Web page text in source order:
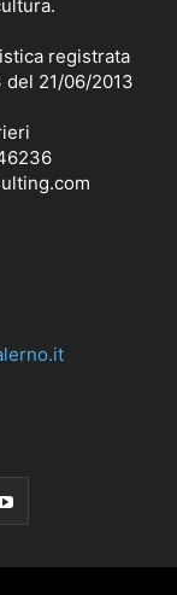
registrata
del 21/06/2013